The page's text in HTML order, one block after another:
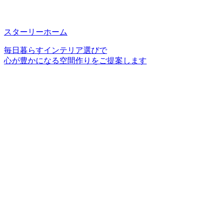
スターリーホーム
毎日暮らすインテリア選びで
心が豊かになる空間作りをご提案します